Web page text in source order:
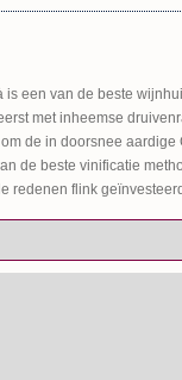
een van de beste
met inheemse
de in doorsnee
de beste vinificatie
redenen flink